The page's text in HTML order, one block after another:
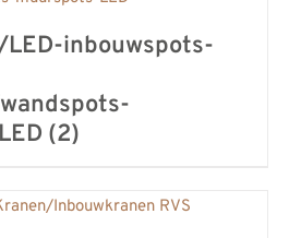
inbouwspots-
(2)